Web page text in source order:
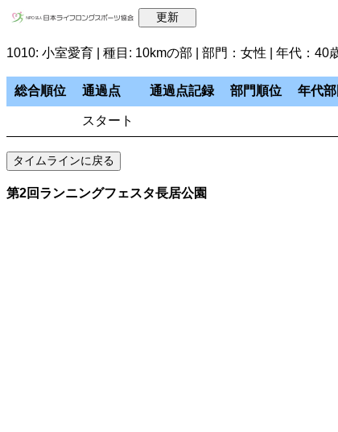
1010: 小室愛育 | 種目: 10kmの部 | 部門：女性 | 年代：40
総合順位 通過点 通過点記録 部門順位 年代
スタート
第2回ランニングフェスタ長居公園